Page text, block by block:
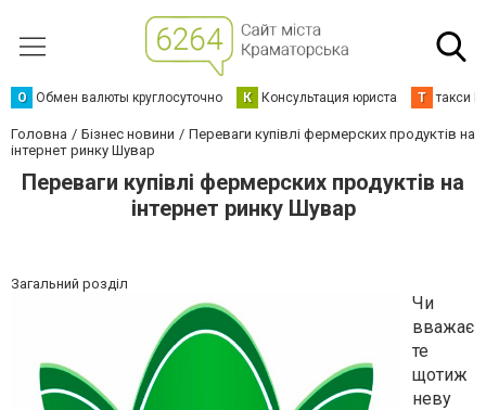
О Обмен валюты круглосуточно К Консультация юриста Т такси
Головна Бізнес новини
Переваги купівлі фермерских продуктів на
інтернет ринку Шувар
Переваги купівлі фермерских продуктів на
інтернет ринку Шувар
Загальний розділ
Чи
вважає
те
щотиж
неву